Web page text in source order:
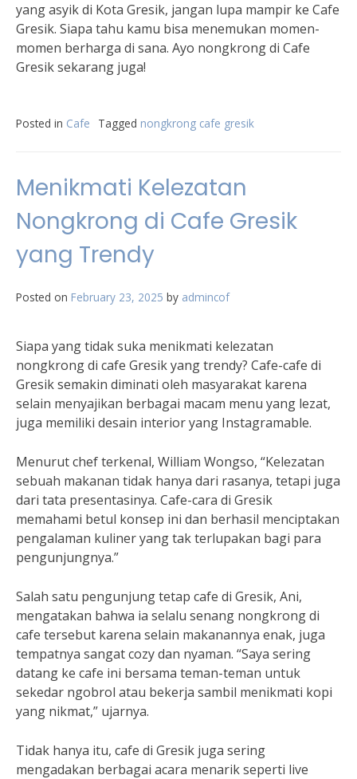
yang asyik di Kota Gresik, jangan lupa mampir ke Cafe
Gresik. Siapa tahu kamu bisa menemukan momen-
momen berharga di sana. Ayo nongkrong di Cafe
Gresik sekarang juga!
Posted in Cafe Tagged nongkrong cafe gresik
Menikmati Kelezatan
Nongkrong di Cafe Gresik
yang Trendy
Posted on February 23, 2025 by admincof
Siapa yang tidak suka menikmati kelezatan
nongkrong di cafe Gresik yang trendy? Cafe-cafe di
Gresik semakin diminati oleh masyarakat karena
selain menyajikan berbagai macam menu yang lezat,
juga memiliki desain interior yang Instagramable.
Menurut chef terkenal, William Wongso, “Kelezatan
sebuah makanan tidak hanya dari rasanya, tetapi juga
dari tata presentasinya. Cafe-cara di Gresik
memahami betul konsep ini dan berhasil menciptakan
pengalaman kuliner yang tak terlupakan bagi para
pengunjungnya.”
Salah satu pengunjung tetap cafe di Gresik, Ani,
mengatakan bahwa ia selalu senang nongkrong di
cafe tersebut karena selain makanannya enak, juga
tempatnya sangat cozy dan nyaman. “Saya sering
datang ke cafe ini bersama teman-teman untuk
sekedar ngobrol atau bekerja sambil menikmati kopi
yang nikmat,” ujarnya.
Tidak hanya itu, cafe di Gresik juga sering
mengadakan berbagai acara menarik seperti live